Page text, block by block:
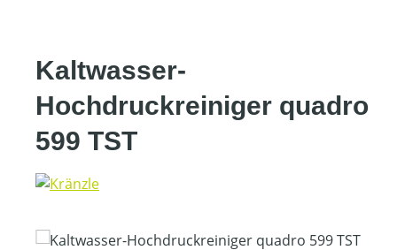
Kaltwasser-
Hochdruckreiniger quadro
599 TST
Bildergalerie überspringen